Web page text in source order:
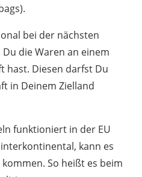
bei der nächsten
die Waren an einem
hast. Diesen darfst Du
in Deinem Zielland
funktioniert in der EU
kann es
So heißt es beim